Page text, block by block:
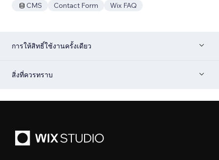
CMS
Contact Form Wix FAQ
การให้สิทธิ์ใช้งานครั้งเดียว
สิ่งที่ควรทราบ